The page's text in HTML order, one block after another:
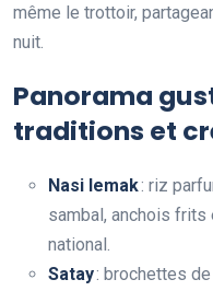
même le trottoir,
nuit.
Panorama
traditions et
Nasi lemak: riz
sambal, anchois frits
national.
Satay: brochettes